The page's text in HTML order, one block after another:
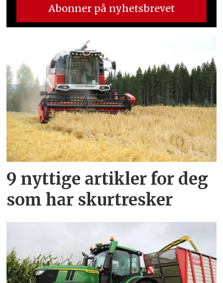
9 nyttige artikler for deg
som har skurtresker